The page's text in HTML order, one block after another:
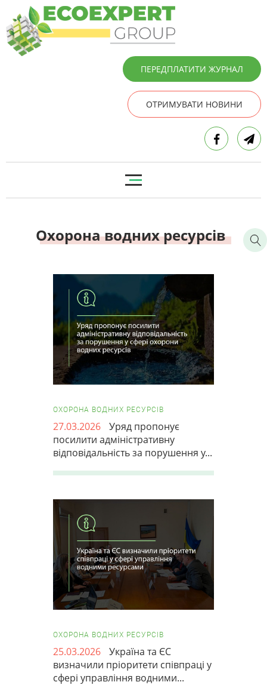
ПЕРЕДПЛАТИТИ ЖУРНАЛ
ОТРИМУВАТИ НОВИНИ
Охорона водних ресурсів
ОХОРОНА ВОДНИХ РЕСУРСІВ
27.03.2026
Уряд пропонує
посилити адміністративну
відповідальність за порушення у...
ОХОРОНА ВОДНИХ РЕСУРСІВ
25.03.2026
Україна та ЄС
визначили пріоритети співпраці у
сфері управління водними...